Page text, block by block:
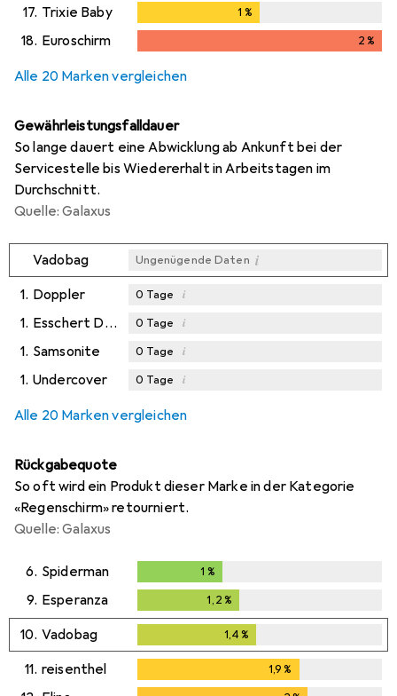
17. Trixie Baby 1 %
18. Euroschirm 2%
Alle 20 Marken vergleichen
Gewährleistungsfalldauer
So lange dauert eine Abwicklung ab Ankunft bei der
Servicestelle bis Wiedererhalt in Arbeitstagen im
Durchschnitt.
Quelle: Galaxus
Vadobag Ungenügende Daten i
1. Doppler 0 Tage i
1. Esschert Design 0 Tage i
1. Samsonite 0 Tage i
1. Undercover 0 Tage i
Alle 20 Marken vergleichen
Rückgabequote
So oft wird ein Produkt dieser Marke in der Kategorie
«Regenschirm» retourniert.
Quelle: Galaxus
6. Spiderman 1 %
9. Esperanza 1,2 %
10. Vadobag 1,4 %
11. reisenthel 1,9%